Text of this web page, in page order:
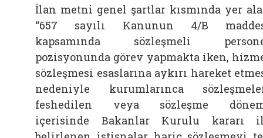
İlan metni genel şartlar kısmında yer
“657 sayılı Kanunun 4/B
kapsamında sözleşmeli
pozisyonunda görev yapmakta iken,
sözleşmesi esaslarına aykırı hareket
nedeniyle kurumlarınca
feshedilen veya sözleşme
içerisinde Bakanlar Kurulu kararı